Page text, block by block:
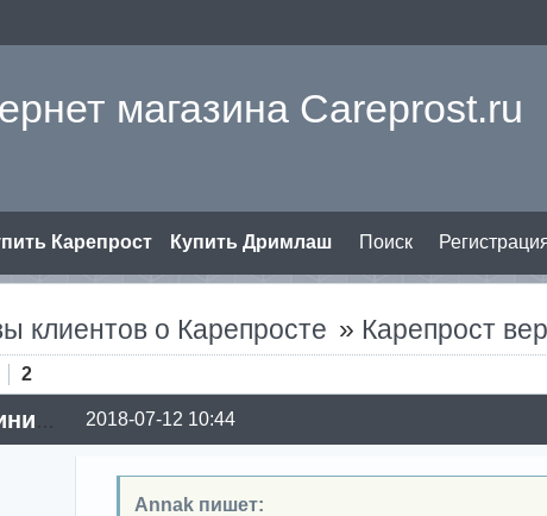
магазина Careprost.ru
Карепрост Купить Дримлаш Поиск
клиентов о Карепросте » Карепрост
2
2018-07-12 10:44
Валентина Калинина
Annak пишет: